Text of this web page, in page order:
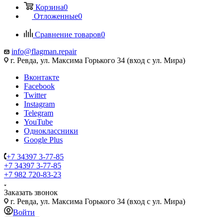
Корзина0
Отложенные0
Сравнение товаров0
info@flagman.repair
г. Ревда, ул. Максима Горького 34 (вход с ул. Мира)
Вконтакте
Facebook
Twitter
Instagram
Telegram
YouTube
Одноклассники
Google Plus
+7 34397 3-77-85
+7 34397 3-77-85
+7 982 720-83-23
Заказать звонок
г. Ревда, ул. Максима Горького 34 (вход с ул. Мира)
Войти